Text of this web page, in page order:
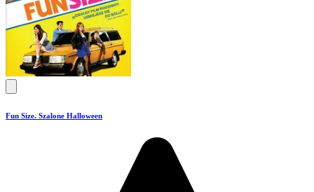
Fun Size. Szalone Halloween